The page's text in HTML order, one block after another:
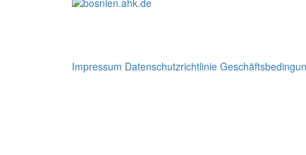
Impressum Datenschutzrichtlinie